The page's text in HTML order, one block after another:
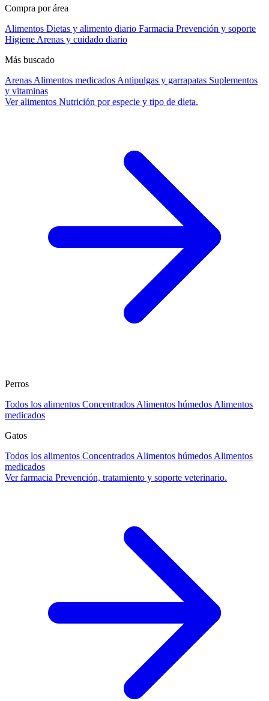
Compra por área
Alimentos Dietas y alimento diario Farmacia Prevención y soporte
Higiene Arenas y cuidado diario
Más buscado
Arenas Alimentos medicados Antipulgas y garrapatas Suplementos
y vitaminas
Ver alimentos Nutrición por especie y tipo de dieta.
Perros
Todos los alimentos Concentrados Alimentos húmedos Alimentos
medicados
Gatos
Todos los alimentos Concentrados Alimentos húmedos Alimentos
medicados
Ver farmacia Prevención, tratamiento y soporte veterinario.